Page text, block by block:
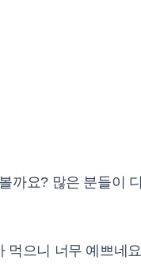
까요? 많은 분들이
먹으니 너무 예쁘네